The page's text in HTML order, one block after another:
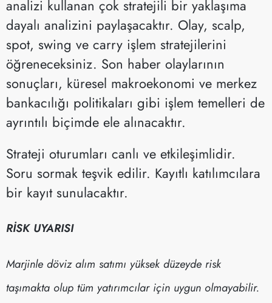
analizi kullanan çok stratejili bir yaklaşıma
dayalı analizini paylaşacaktır. Olay, scalp,
spot, swing ve carry işlem stratejilerini
öğreneceksiniz. Son haber olaylarının
sonuçları, küresel makroekonomi ve merkez
bankacılığı politikaları gibi işlem temelleri de
ayrıntılı biçimde ele alınacaktır.
Strateji oturumları canlı ve etkileşimlidir.
Soru sormak teşvik edilir. Kayıtlı katılımcılara
bir kayıt sunulacaktır.
RİSK UYARISI
Marjinle döviz alım satımı yüksek düzeyde risk
taşımakta olup tüm yatırımcılar için uygun olmayabilir.